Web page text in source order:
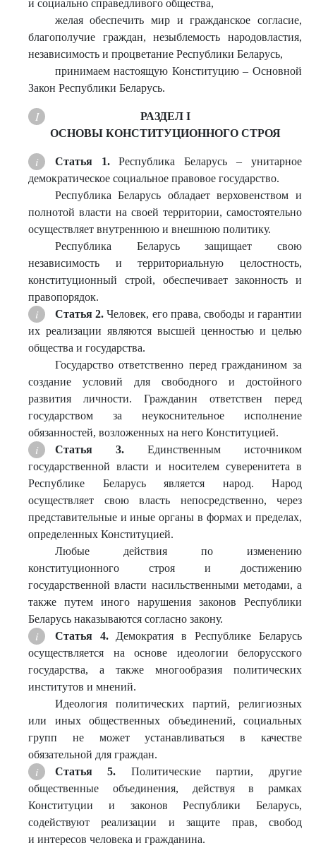
и социально справедливого общества,
желая обеспечить мир и гражданское согласие,
благополучие граждан, незыблемость народовластия,
независимость и процветание Республики Беларусь,
принимаем настоящую Конституцию – Основной
Закон Республики Беларусь.
РАЗДЕЛ I
ОСНОВЫ КОНСТИТУЦИОННОГО СТРОЯ
Статья 1.Республика Беларусь – унитарное
демократическое социальное правовое государство.
Республика Беларусь обладает верховенством и
полнотой власти на своей территории, самостоятельно
осуществляет внутреннюю и внешнюю политику.
Республика Беларусь защищает свою
независимость и территориальную целостность,
конституционный строй, обеспечивает законность и
правопорядок.
Статья 2.Человек, его права, свободы и гарантии
их реализации являются высшей ценностью и целью
общества и государства.
Государство ответственно перед гражданином за
создание условий для свободного и достойного
развития личности. Гражданин ответствен перед
государством за неукоснительное исполнение
обязанностей, возложенных на него Конституцией.
Статья 3. Единственным источником
государственной власти и носителем суверенитета в
Республике Беларусь является народ. Народ
осуществляет свою власть непосредственно, через
представительные и иные органы в формах и пределах,
определенных Конституцией.
Любые действия по изменению
конституционного строя и достижению
государственной власти насильственными методами, а
также путем иного нарушения законов Республики
Беларусь наказываются согласно закону.
Статья 4.Демократия в Республике Беларусь
осуществляется на основе идеологии белорусского
государства, а также многообразия политических
институтов и мнений.
Идеология политических партий, религиозных
или иных общественных объединений, социальных
групп не может устанавливаться в качестве
обязательной для граждан.
Статья 5. Политические партии, другие
общественные объединения, действуя в рамках
Конституции и законов Республики Беларусь,
содействуют реализации и защите прав, свобод
и интересов человека и гражданина.